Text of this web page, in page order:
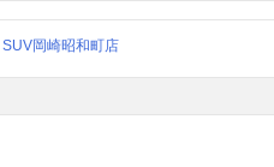
岡崎昭和町店